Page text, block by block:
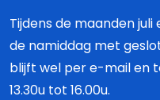
Tijdens de maanden
de namiddag met
blijft wel per e-mail en
13.30u tot 16.00u.